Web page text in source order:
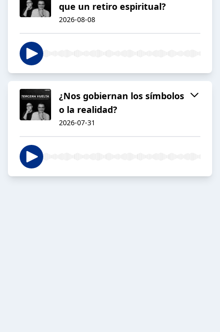
que un retiro espiritual?
2026-08-08
¿Nos gobiernan los símbolos
o la realidad?
2026-07-31